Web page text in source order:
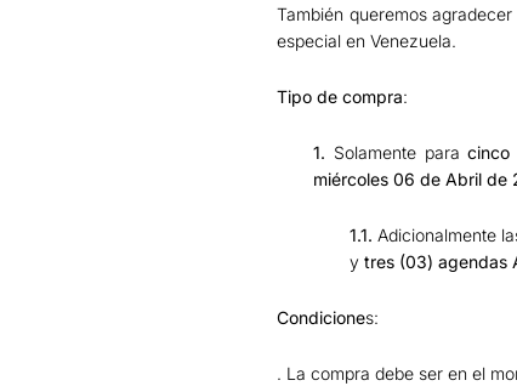
También queremos
especial en Venezuela.
Tipo de compra:
1. Solamente paracinco
miércoles 06 de Abril de
1.1. Adicionalmente
y tres (03) agendas
Condiciones:
. La compra debe ser en el